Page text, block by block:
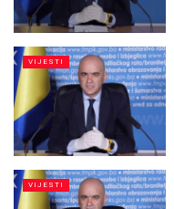
VIJESTI
VIJESTI